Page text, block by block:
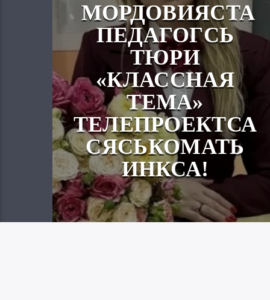
МОРДОВИЯСТА
ПЕДАГОГСЬ
ТЮРИ
«КЛАССНАЯ
ТЕМА»
ТЕЛЕПРОЕКТСА
СЯСЬКОМАТЬ
ИНКСА!